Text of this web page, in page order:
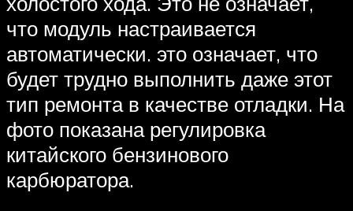
что модуль настраивается
автоматически. это означает, что
будет трудно выполнить даже этот
тип ремонта в качестве отладки. На
фото показана регулировка
китайского бензинового
карбюратора.